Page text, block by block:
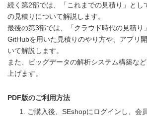
続く第2部では、「これまでの見積り」とし
の見積りについて解説します。
最後の第3部では、「クラウド時代の見積り
GitHubを用いた見積りのやり方や、アプリ
いて解説します。
また、ビッグデータの解析システム構築な
上げます。
PDF版のご利用方法
ご購入後、SEshopにログインし、会